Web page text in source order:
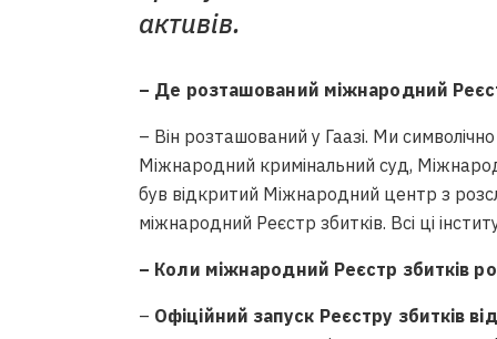
активів.
– Де розташований міжнародний
– Він розташований у Гаазі. Ми
Міжнародний кримінальний суд,
був відкритий Міжнародний центр з
міжнародний Реєстр збитків. Всі ці
– Коли міжнародний Реєстр збитків
– Офіційний запуск Реєстру збитків